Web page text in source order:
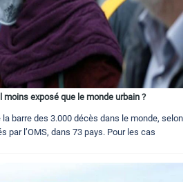
moins exposé que le monde urbain ?
la barre des 3.000 décès dans le monde, selon
par l’OMS, dans 73 pays. Pour les cas